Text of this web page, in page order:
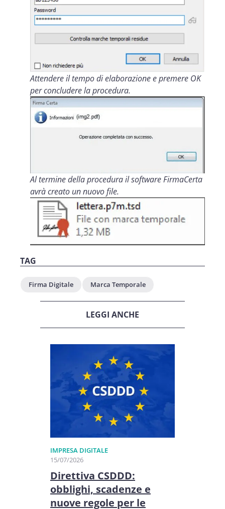
Attendere il tempo di elaborazione e premere OK
per concludere la procedura.
Al termine della procedura il software FirmaCerta
avrà creato un nuovo file.
TAG
Firma Digitale Marca Temporale
LEGGI ANCHE
IMPRESA DIGITALE
15/07/2026
Direttiva CSDDD:
obblighi, scadenze e
nuove regole per le